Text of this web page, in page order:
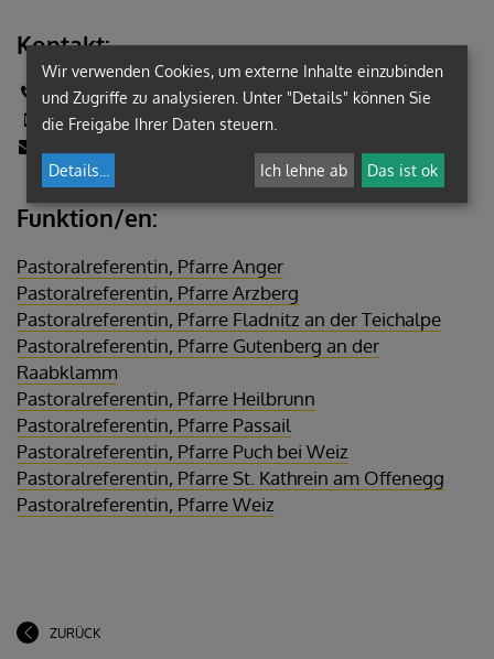
Kontakt:
+43 (3172) 2363
+43 (676) 8742-6317
Funktion/en:
Pastoralreferentin, Pfarre Anger
Pastoralreferentin, Pfarre Arzberg
Pastoralreferentin, Pfarre Fladnitz an der Teichalpe
Pastoralreferentin, Pfarre Gutenberg an der
Raabklamm
Pastoralreferentin, Pfarre Heilbrunn
Pastoralreferentin, Pfarre Passail
Pastoralreferentin, Pfarre Puch bei Weiz
Pastoralreferentin, Pfarre St. Kathrein am Offenegg
Pastoralreferentin, Pfarre Weiz
ZURÜCK
Wir verwenden Cookies, um externe Inhalte einzubinden
und Zugriffe zu analysieren. Unter "Details" können Sie
die Freigabe Ihrer Daten steuern.
Details Ich lehne ab Das ist ok